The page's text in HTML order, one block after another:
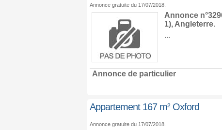
Annonce gratuite du 17/07/2018.
Annonce
1), Angleterre.
...
Annonce de particulier
Appartement 167 m² Oxford
Annonce gratuite du 17/07/2018.